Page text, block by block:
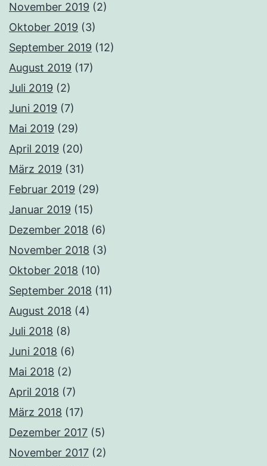
November 2019 (2)
Oktober 2019 (3)
September 2019 (12)
August 2019 (17)
Juli 2019 (2)
Juni 2019 (7)
Mai 2019 (29)
April 2019 (20)
März 2019 (31)
Februar 2019 (29)
Januar 2019 (15)
Dezember 2018 (6)
November 2018 (3)
Oktober 2018 (10)
September 2018 (11)
August 2018 (4)
Juli 2018 (8)
Juni 2018 (6)
Mai 2018 (2)
April 2018 (7)
März 2018 (17)
Dezember 2017 (5)
November 2017 (2)